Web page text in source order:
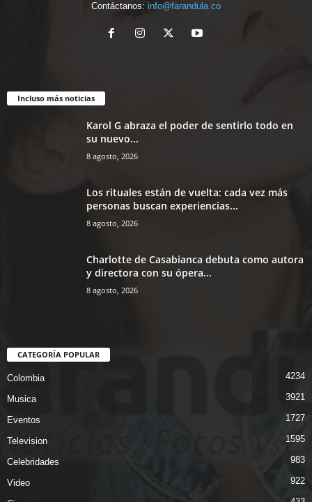
Contáctanos: info@farandula.co
Incluso más noticias
Karol G abraza el poder de sentirlo todo en
su nuevo...
8 agosto, 2026
Los rituales están de vuelta: cada vez más
personas buscan experiencias...
8 agosto, 2026
Charlotte de Casabianca debuta como autora
y directora con su ópera...
8 agosto, 2026
CATEGORÍA POPULAR
Colombia 4234
Musica 3921
Eventos 1727
Television 1595
Celebridades 983
Video 922